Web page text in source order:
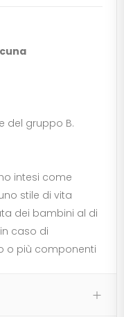
del gruppo B.
intesi come
stile di vita
dei bambini al di
caso di
o più componenti